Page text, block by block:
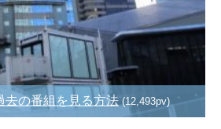
去の番組を見る方法 (12,493pv)